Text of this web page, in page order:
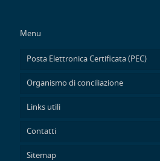
Menu
Posta Elettronica Certificata (PEC)
Organismo di conciliazione
Links utili
Contatti
Sitemap